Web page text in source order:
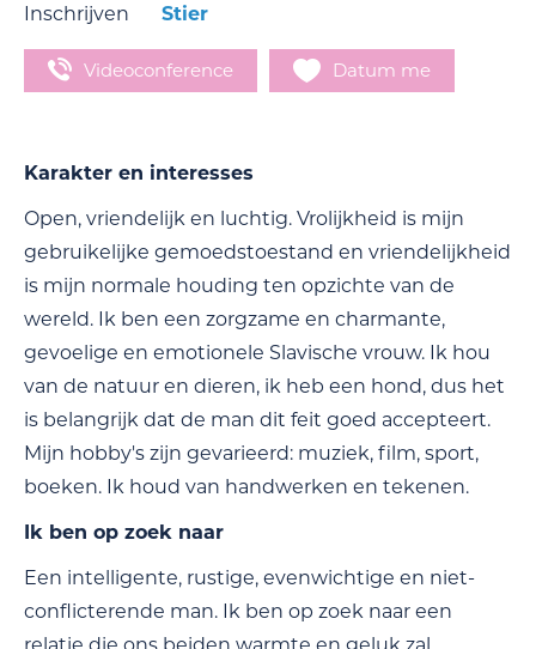
Inschrijven
Stier
Videoconference Datum me
Karakter en interesses
Open, vriendelijk en luchtig. Vrolijkheid is mijn
gebruikelijke gemoedstoestand en vriendelijkheid
is mijn normale houding ten opzichte van de
wereld. Ik ben een zorgzame en charmante,
gevoelige en emotionele Slavische vrouw. Ik hou
van de natuur en dieren, ik heb een hond, dus het
is belangrijk dat de man dit feit goed accepteert.
Mijn hobby's zijn gevarieerd: muziek, film, sport,
boeken. Ik houd van handwerken en tekenen.
Ik ben op zoek naar
Een intelligente, rustige, evenwichtige en niet-
conflicterende man. Ik ben op zoek naar een